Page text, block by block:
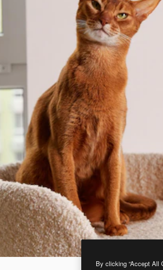
By clicking “Accept All